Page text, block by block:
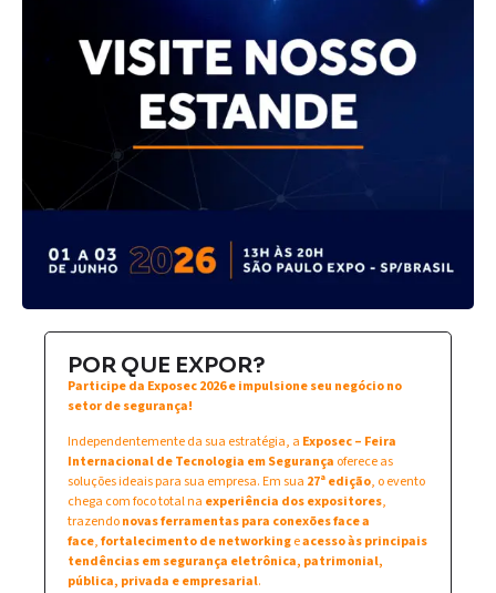
POR QUE EXPOR?
Participe da Exposec 2026 e impulsione seu negócio no
setor de segurança!
Independentemente da sua estratégia, a Exposec – Feira
Internacional de Tecnologia em Segurança oferece as
soluções ideais para sua empresa. Em sua 27ª edição, o evento
chega com foco total na experiência dos expositores,
trazendonovas ferramentas para conexões face a
face,fortalecimento de networkingeacesso às principais
tendências em segurança eletrônica, patrimonial,
pública, privada e empresarial.